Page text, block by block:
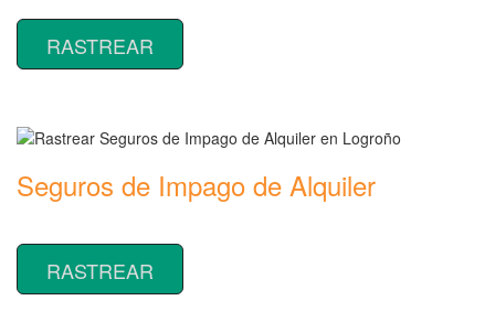
RASTREAR
Seguros de Impago de Alquiler
RASTREAR